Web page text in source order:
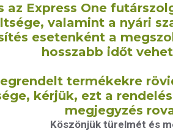
g/m2 vastag)
– 560Ft
az Express One
valamint a nyári
esetenként a
hosszabb időt
termékekre
kérjük, ezt a
megjegyzés
Köszönjük türelmét és